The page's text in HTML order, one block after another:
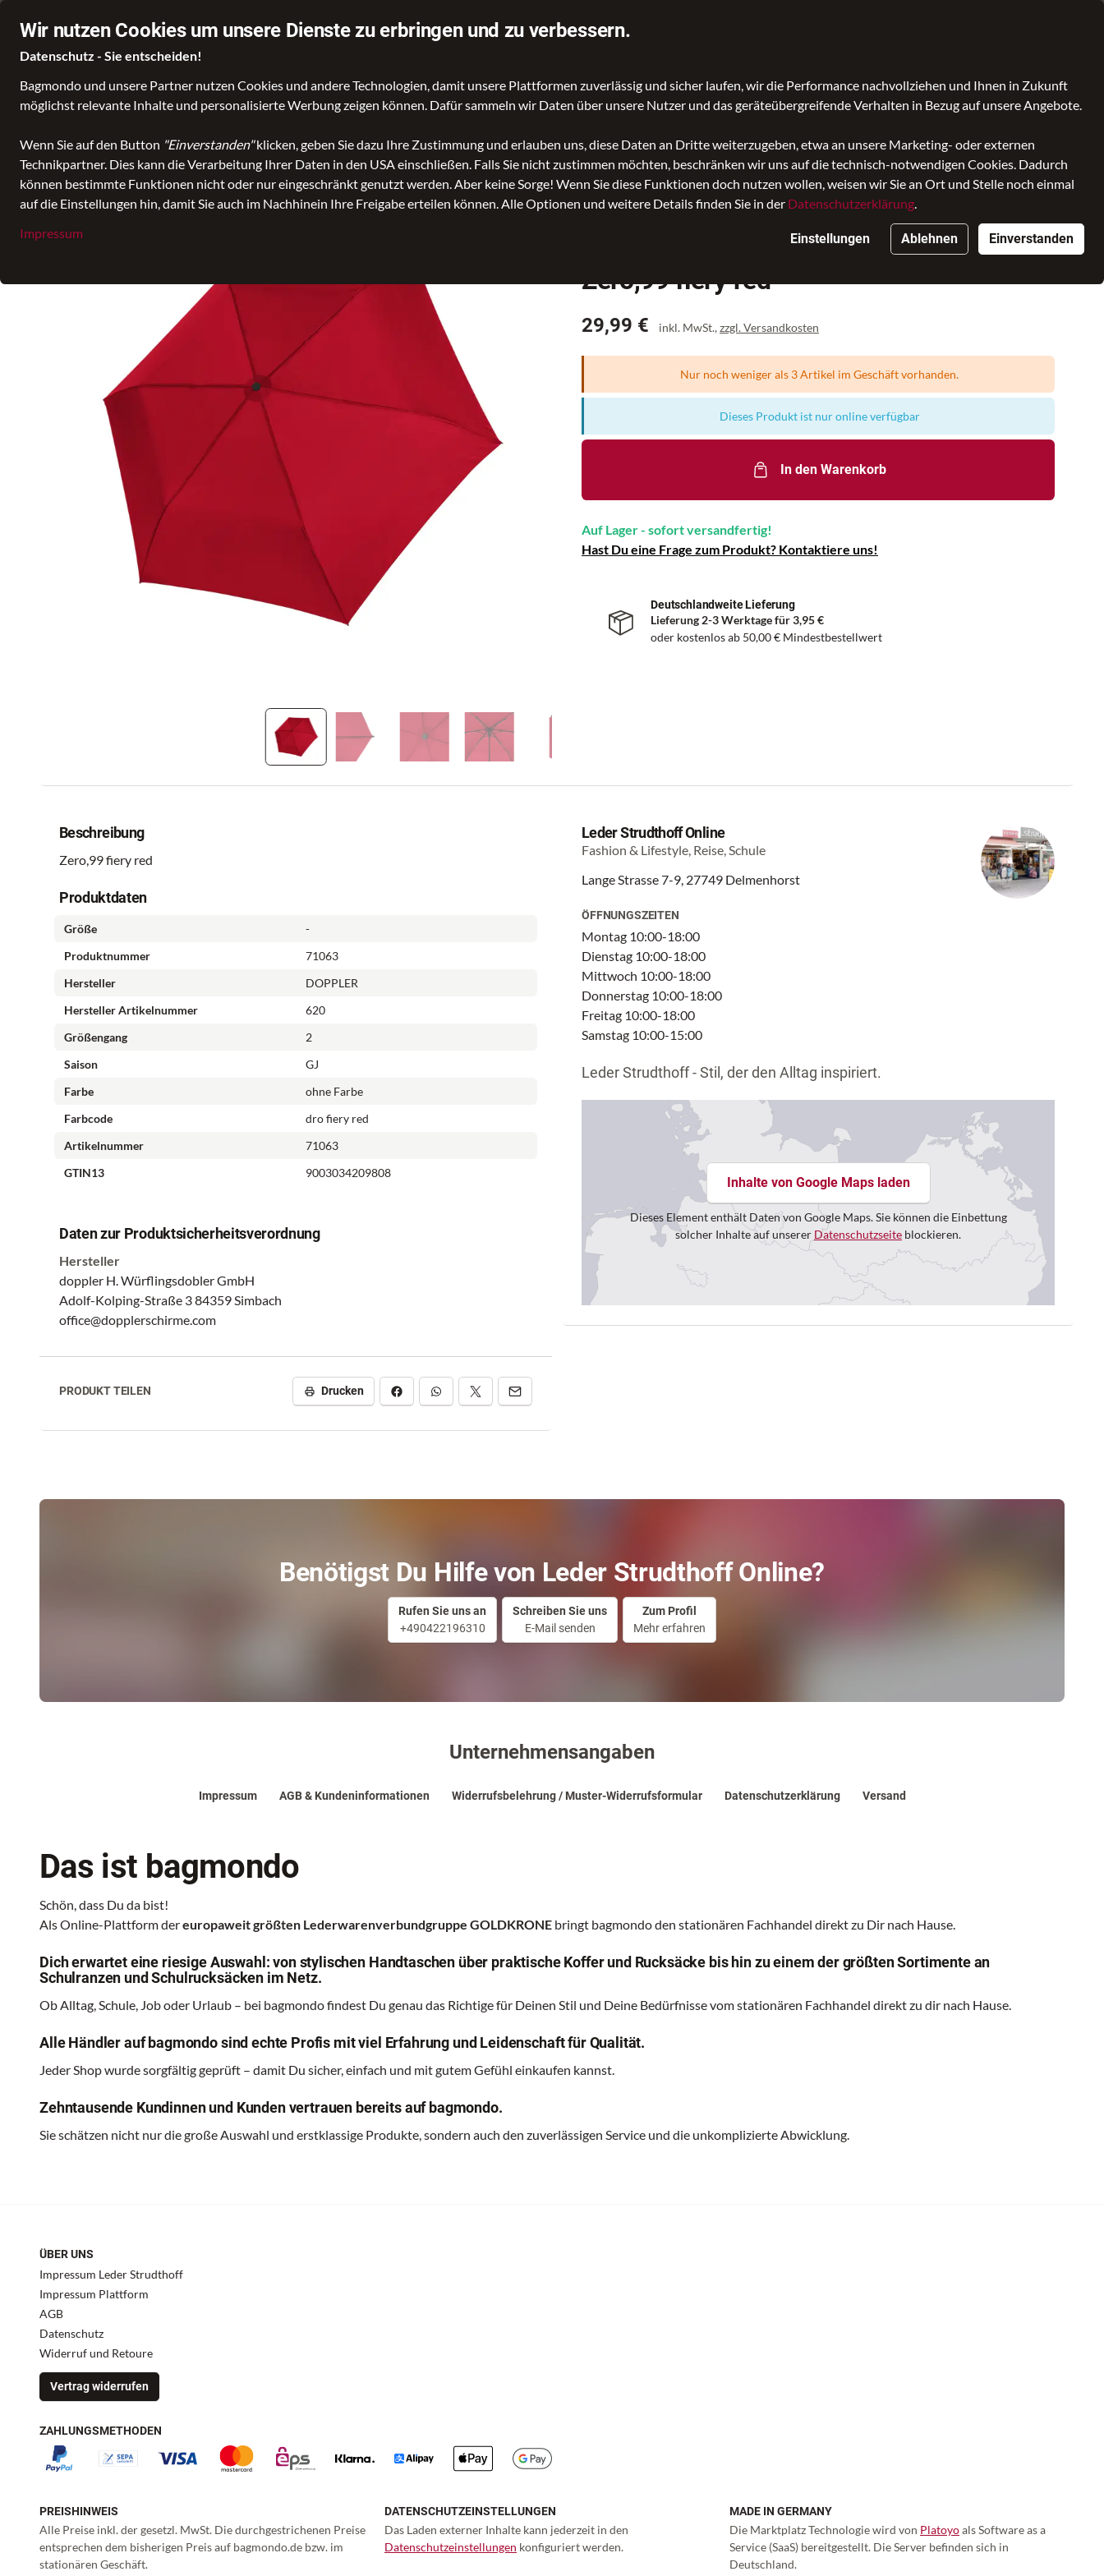
Wir nutzen Cookies um unsere Dienste zu erbringen und zu verbessern.
Datenschutz - Sie entscheiden!
Bagmondo und unsere Partner nutzen Cookies und andere Technologien, damit unsere Plattformen zuverlässig und sicher laufen, wir die Performance nachvollziehen und Ihnen in Zukunft
möglichst relevante Inhalte und personalisierte Werbung zeigen können. Dafür sammeln wir Daten über unsere Nutzer und das geräteübergreifende Verhalten in Bezug auf unsere Angebote.
Wenn Sie auf den Button "Einverstanden"klicken, geben Sie dazu Ihre Zustimmung und erlauben uns, diese Daten an Dritte weiterzugeben, etwa an unsere Marketing- oder externen
Technikpartner. Dies kann die Verarbeitung Ihrer Daten in den USA einschließen. Falls Sie nicht zustimmen möchten, beschränken wir uns auf die technisch-notwendigen Cookies. Dadurch
können bestimmte Funktionen nicht oder nur eingeschränkt genutzt werden. Aber keine Sorge! Wenn Sie diese Funktionen doch nutzen wollen, weisen wir Sie an Ort und Stelle noch einmal
auf die Einstellungen hin, damit Sie auch im Nachhinein Ihre Freigabe erteilen können. Alle Optionen und weitere Details finden Sie in der Datenschutzerklärung.
Impressum
Einstellungen Ablehnen Einverstanden
Wähle deine Lieblingswelt
alle Kategorien Accessoires Schirm Taschenschirm Zero,99 fiery red
Zero,99 fiery red
Preis
29,99 € inkl. MwSt.,zzgl. Versandkosten
Nur noch weniger als 3 Artikel im Geschäft vorhanden.
Dieses Produkt ist nur online verfügbar
In den Warenkorb
Auf Lager - sofort versandfertig!
Hast Du eine Frage zum Produkt? Kontaktiere uns!
Deutschlandweite Lieferung
Lieferung 2-3 Werktage für3,95 €
oder kostenlos ab 50,00 € Mindestbestellwert
Beschreibung
Zero,99 fiery red
Produktdaten
Größe
-
Produktnummer
71063
Hersteller
DOPPLER
Hersteller Artikelnummer
620
Größengang
2
Saison
GJ
Farbe
ohne Farbe
Farbcode
dro fiery red
Artikelnummer
71063
GTIN13
9003034209808
Daten zur Produktsicherheitsverordnung
Hersteller
doppler H. Würflingsdobler GmbH
Adolf-Kolping-Straße 3 84359 Simbach
office@dopplerschirme.com
PRODUKT TEILEN Drucken
Leder Strudthoff Online
Fashion & Lifestyle, Reise, Schule
Lange Strasse 7-9, 27749 Delmenhorst
ÖFFNUNGSZEITEN
Montag 10:00-18:00
Dienstag 10:00-18:00
Mittwoch 10:00-18:00
Donnerstag 10:00-18:00
Freitag 10:00-18:00
Samstag 10:00-15:00
Leder Strudthoff - Stil, der den Alltag inspiriert.
Inhalte von Google Maps laden
Dieses Element enthält Daten von Google Maps. Sie können die Einbettung
solcher Inhalte auf unserer Datenschutzseite blockieren.
Benötigst Du Hilfe von Leder Strudthoff Online?
Rufen Sie uns an
+490422196310
Schreiben Sie uns
E-Mail senden
Zum Profil
Mehr erfahren
Unternehmensangaben
Impressum AGB & Kundeninformationen Widerrufsbelehrung / Muster-Widerrufsformular Datenschutzerklärung Versand
Das ist bagmondo
Schön, dass Du da bist!
Als Online-Plattform dereuropaweit größten Lederwarenverbundgruppe GOLDKRONE bringt bagmondo den stationären Fachhandel direkt zu Dir nach Hause.
Dich erwartet eine riesige Auswahl: von stylischen Handtaschen über praktische Koffer und Rucksäcke bis hin zu einem der größten Sortimente an
Schulranzen und Schulrucksäcken im Netz.
Ob Alltag, Schule, Job oder Urlaub – bei bagmondo findest Du genau das Richtige für Deinen Stil und Deine Bedürfnisse vom stationären Fachhandel direkt zu dir nach Hause.
Alle Händler auf bagmondo sind echte Profis mit viel Erfahrung und Leidenschaft für Qualität.
Jeder Shop wurde sorgfältig geprüft – damit Du sicher, einfach und mit gutem Gefühl einkaufen kannst.
Zehntausende Kundinnen und Kunden vertrauen bereits auf bagmondo.
Sie schätzen nicht nur die große Auswahl und erstklassige Produkte, sondern auch den zuverlässigen Service und die unkomplizierte Abwicklung.
ÜBER UNS
Impressum Leder Strudthoff
Impressum Plattform
AGB
Datenschutz
Widerruf und Retoure
Vertrag widerrufen
ZAHLUNGSMETHODEN
PREISHINWEIS
Alle Preise inkl. der gesetzl. MwSt. Die durchgestrichenen Preise
entsprechen dem bisherigen Preis auf bagmondo.de bzw. im
stationären Geschäft.
DATENSCHUTZEINSTELLUNGEN
Das Laden externer Inhalte kann jederzeit in den
Datenschutzeinstellungen konfiguriert werden.
MADE IN GERMANY
Die Marktplatz Technologie wird von Platoyoals Software as a
Service (SaaS) bereitgestellt. Die Server befinden sich in
Deutschland.